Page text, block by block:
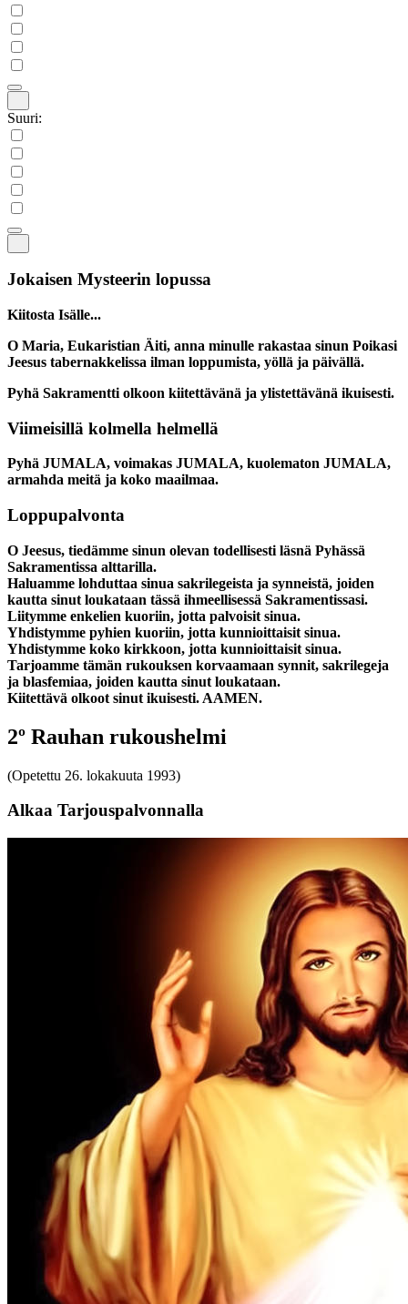
Suuri:
Jokaisen Mysteerin lopussa
Kiitosta Isälle...
O Maria, Eukaristian Äiti, anna minulle rakastaa sinun Poikasi
Jeesus tabernakkelissa ilman loppumista, yöllä ja päivällä.
Pyhä Sakramentti olkoon kiitettävänä ja ylistettävänä ikuisesti.
Viimeisillä kolmella helmellä
Pyhä JUMALA, voimakas JUMALA, kuolematon JUMALA,
armahda meitä ja koko maailmaa.
Loppupalvonta
O Jeesus, tiedämme sinun olevan todellisesti läsnä Pyhässä
Sakramentissa alttarilla.
Haluamme lohduttaa sinua sakrilegeista ja synneistä, joiden
kautta sinut loukataan tässä ihmeellisessä Sakramentissasi.
Liitymme enkelien kuoriin, jotta palvoisit sinua.
Yhdistymme pyhien kuoriin, jotta kunnioittaisit sinua.
Yhdistymme koko kirkkoon, jotta kunnioittaisit sinua.
Tarjoamme tämän rukouksen korvaamaan synnit, sakrilegeja
ja blasfemiaa, joiden kautta sinut loukataan.
Kiitettävä olkoot sinut ikuisesti. AAMEN.
2º Rauhan rukoushelmi
(Opetettu 26. lokakuuta 1993)
Alkaa Tarjouspalvonnalla